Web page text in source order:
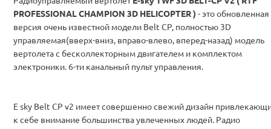
PROFESSIONAL CHAMPION 3D HELICOPTER ) - это обновленная
версия очень известной модели Belt CP, полностью 3D
управляемая(вверх-вниз, вправо-влево, вперед-назад) модель
вертолета с бесколлекторным двигателем и комплектом
электроники. 6-ти канальный пульт управления.
E sky Belt CP v2 имеет совершенно свежий дизайн
к себе внимание большинства увлеченных людей. Радио